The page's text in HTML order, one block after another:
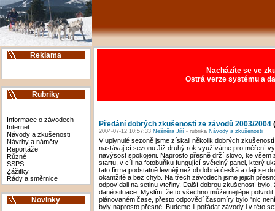
Reklama
Rubriky
Informace o závodech
Internet
Návody a zkušenosti
Návrhy a náměty
Reportáže
Různé
SSPS
Zážitky
Řády a směrnice
Novinky
Nacházíte se ve
Ostrá verze systému a
Předání dobrých zkušeností ze závodů 2003/2004
2004-07-12 10:57:33 Nešněra Jiří - rubrika Návody a zkušenosti
V uplynulé sezoně jsme získali několik dobrých
nastávající sezonu.Již druhý rok využíváme pro měření
navýsost spokojeni. Naprosto přesně drží slovo, ke
startu, v cíli na fotobuňku fungující světelný panel, který
tato firma podstatně levněji než obdobná česká a dají se
okamžitě a bez chyb. Na třech závodech jsme jejich
odpovídali na setinu vteřiny. Další dobrou zkušeností
dané situace. Myslím, že to všechno může nejlépe
plánovaném čase, přesto odpovědí časomíry bylo "nic
byly naprosto přesné. Budeme-li pořádat závody i v této